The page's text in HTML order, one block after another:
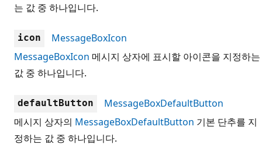
는 값 중 하나입니다.
icon
MessageBoxIcon
MessageBoxIcon 메시지 상자에 표시할 아이콘을 지정하는
값 중 하나입니다.
defaultButton
MessageBoxDefaultButton
메시지 상자의 MessageBoxDefaultButton 기본 단추를 지
정하는 값 중 하나입니다.